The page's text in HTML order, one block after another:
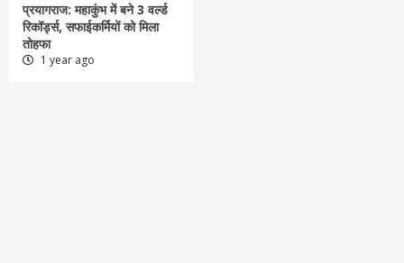
प्रयागराज: महाकुंभ में बने 3 वर्ल्ड
रिकॉर्ड्स, सफाईकर्मियों को मिला
तोहफा
1 year ago